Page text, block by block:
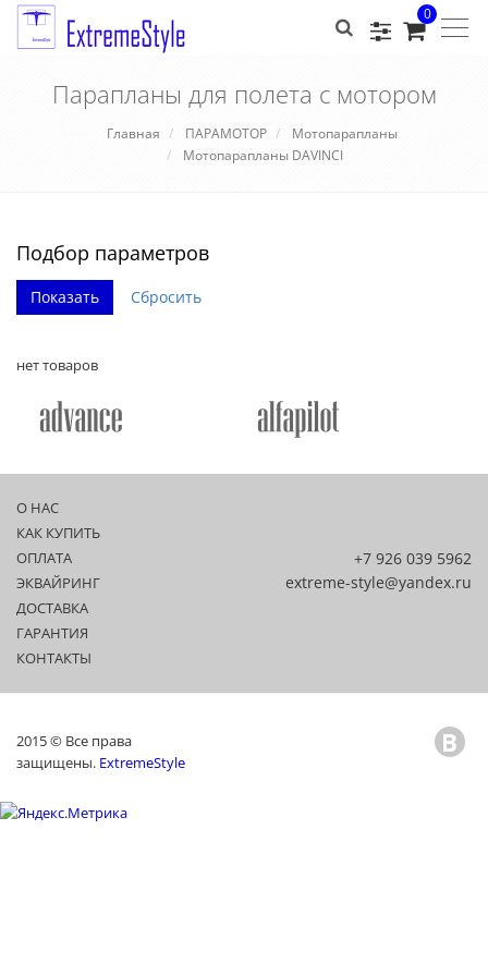
0
Парапланы для полета с мотором
Главная ПАРАМОТОР
Мотопарапланы
Мотопарапланы DAVINCI
Подбор параметров
нет товаров
О НАС
КАК КУПИТЬ
ОПЛАТА
ЭКВАЙРИНГ
ДОСТАВКА
ГАРАНТИЯ
КОНТАКТЫ
+7 926 039 5962
extreme-style@yandex.ru
2015 © Все права
защищены. ExtremeStyle